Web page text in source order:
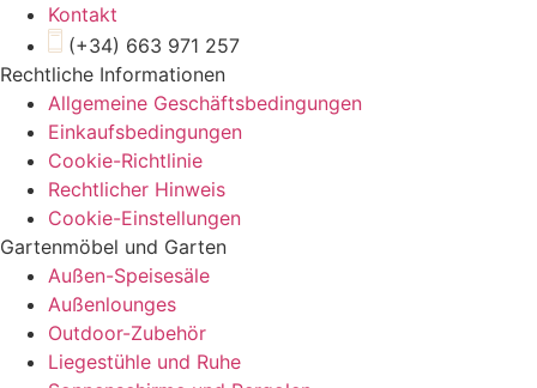
Kontakt
(+34) 663 971 257
Rechtliche Informationen
Allgemeine Geschäftsbedingungen
Einkaufsbedingungen
Cookie-Richtlinie
Rechtlicher Hinweis
Cookie-Einstellungen
Gartenmöbel und Garten
Außen-Speisesäle
Außenlounges
Outdoor-Zubehör
Liegestühle und Ruhe